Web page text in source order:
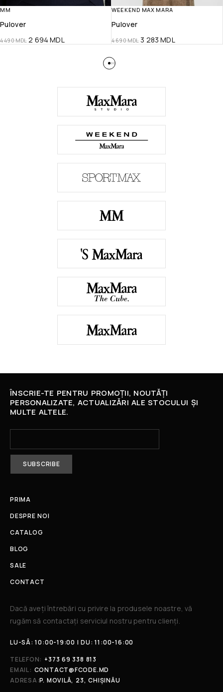
MM
Pulover
4 490MDL 2 694MDL
WEEKEND MAX MARA
Pulover
4 690MDL 3 283MDL
ÎNSCRIE-TE PENTRU PROMOȚII, NOUTĂȚI
PERSONALIZATE, ACTUALIZĂRI ALE STOCULUI ȘI
MULTE ALTELE.
PRIMA
DESPRE NOI
CATALOG
BLOG
SALE
CONTACT
Dacă aveți întrebări cu privire la produsele noastre, vă
rugăm să contactați serviciul nostru pentru clienți.​
LU-SÂ: 10:00-19:00 | DU: 11:00-16:00
TELEFON: +373 69 338 813
EMAIL: CONTACT@FCODE.MD
ADRESA:P. MOVILĂ, 23, CHIȘINĂU